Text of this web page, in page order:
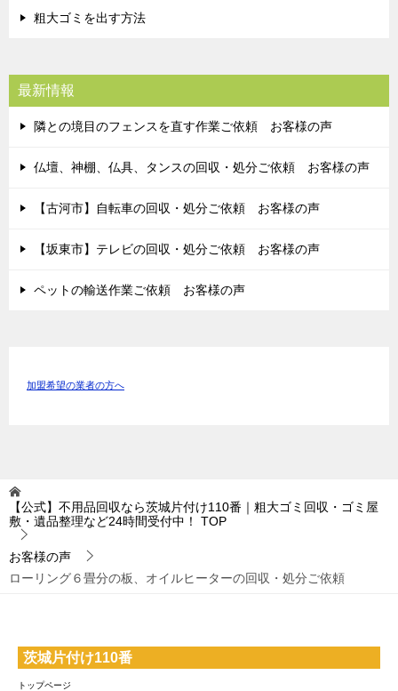
粗大ゴミを出す方法
最新情報
隣との境目のフェンスを直す作業ご依頼 お客様の声
仏壇、神棚、仏具、タンスの回収・処分ご依頼 お客様の声
【古河市】自転車の回収・処分ご依頼 お客様の声
【坂東市】テレビの回収・処分ご依頼 お客様の声
ペットの輸送作業ご依頼 お客様の声
加盟希望の業者の方へ
【公式】不用品回収なら茨城片付け110番｜粗大ゴミ回収・ゴミ屋
敷・遺品整理など24時間受付中！
TOP
お客様の声
ローリング６畳分の板、オイルヒーターの回収・処分ご依頼
茨城片付け110番
トップページ